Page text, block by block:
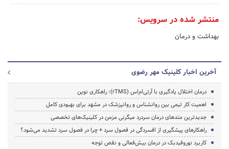
منتشر شده در سرویس:
بهداشت و درمان
آخرین اخبار کلینیک مهر رضوی
درمان اختلال یادگیری با آرتی‌ام‌اس (rTMS)؛ راهکاری نوین
اهمیت کار تیمی بین روانشناس و روانپزشک در مشهد برای بهبودی کامل
جدیدترین متدهای درمان سردرد میگرنی مزمن در کلینیک‌های تخصصی
راهکارهای پیشگیری از افسردگی در فصول سرد + چرا در فصول سرد تشدید می‌شود؟
کاربرد نوروفیدبک در درمان بیش‌فعالی و نقص توجه